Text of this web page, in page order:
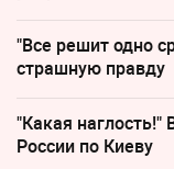
"Все решит одно
страшную правду
"Какая наглость!"
России по Киеву